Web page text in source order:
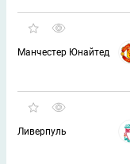
Манчестер Юнайтед
Ливерпуль